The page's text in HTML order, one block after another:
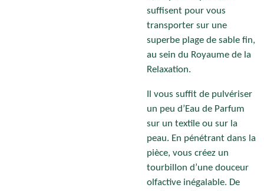
suffisent pour vous
transporter sur une
superbe plage de sable fin,
au sein du Royaume de la
Relaxation.
Il vous suffit de pulvériser
un peu d’Eau de Parfum
sur un textile ou sur la
peau. En pénétrant dans la
pièce, vous créez un
tourbillon d’une douceur
olfactive inégalable. De